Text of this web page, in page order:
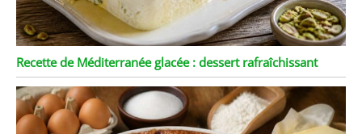
Recette de Méditerranée glacée : dessert rafraîchissant